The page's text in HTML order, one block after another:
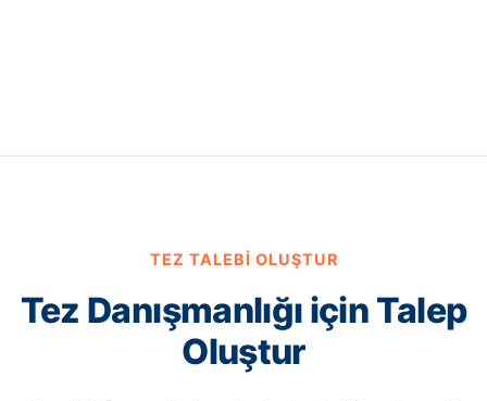
TEZ TALEBI OLUŞTUR
Tez Danışmanlığı için Talep
Oluştur